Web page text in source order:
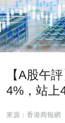
【A股午
4%，站上
來源：香港商報網